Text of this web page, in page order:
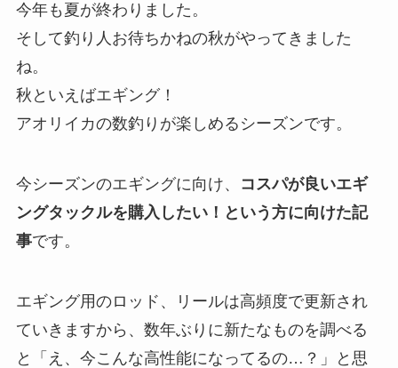
今年も夏が終わりました。
そして釣り人お待ちかねの秋がやってきました
ね。
秋といえばエギング！
アオリイカの数釣りが楽しめるシーズンです。
今シーズンのエギングに向け、
コスパが良いエギ
ングタックルを購入したい！という方に向けた記
事です。
エギング用のロッド、リールは高頻度で更新され
ていきますから、数年ぶりに新たなものを調べる
と「え、今こんな高性能になってるの…？」と思